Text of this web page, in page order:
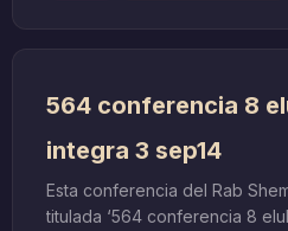
564 conferencia 8
integra 3 sep14
Esta conferencia del Rab
titulada ‘564 conferencia 8